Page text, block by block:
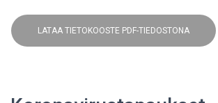
LATAA TIETOKOOSTE PDF-TIEDOSTONA